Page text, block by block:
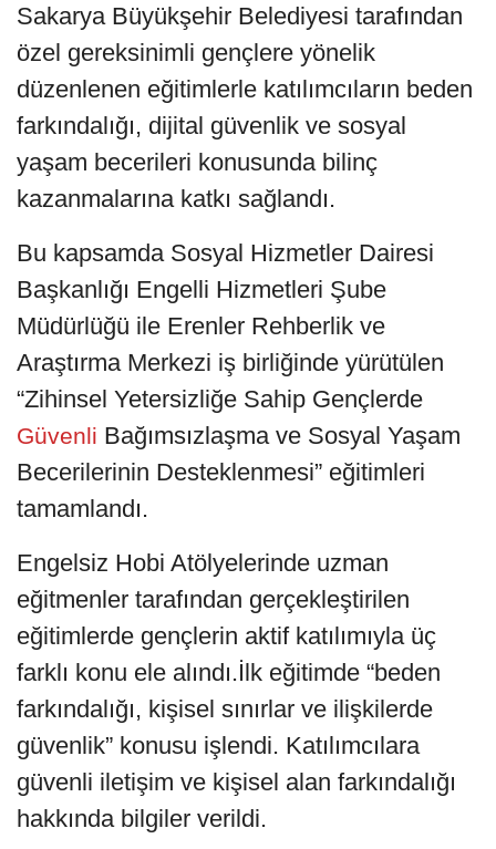
Sakarya Büyükşehir Belediyesi tarafından
özel gereksinimli gençlere yönelik
düzenlenen eğitimlerle katılımcıların beden
farkındalığı, dijital güvenlik ve sosyal
yaşam becerileri konusunda bilinç
kazanmalarına katkı sağlandı.
Bu kapsamda Sosyal Hizmetler Dairesi
Başkanlığı Engelli Hizmetleri Şube
Müdürlüğü ile Erenler Rehberlik ve
Araştırma Merkezi iş birliğinde yürütülen
“Zihinsel Yetersizliğe Sahip Gençlerde
Güvenli Bağımsızlaşma ve Sosyal Yaşam
Becerilerinin Desteklenmesi” eğitimleri
tamamlandı.
Engelsiz Hobi Atölyelerinde uzman
eğitmenler tarafından gerçekleştirilen
eğitimlerde gençlerin aktif katılımıyla üç
farklı konu ele alındı.İlk eğitimde “beden
farkındalığı, kişisel sınırlar ve ilişkilerde
güvenlik” konusu işlendi. Katılımcılara
güvenli iletişim ve kişisel alan farkındalığı
hakkında bilgiler verildi.